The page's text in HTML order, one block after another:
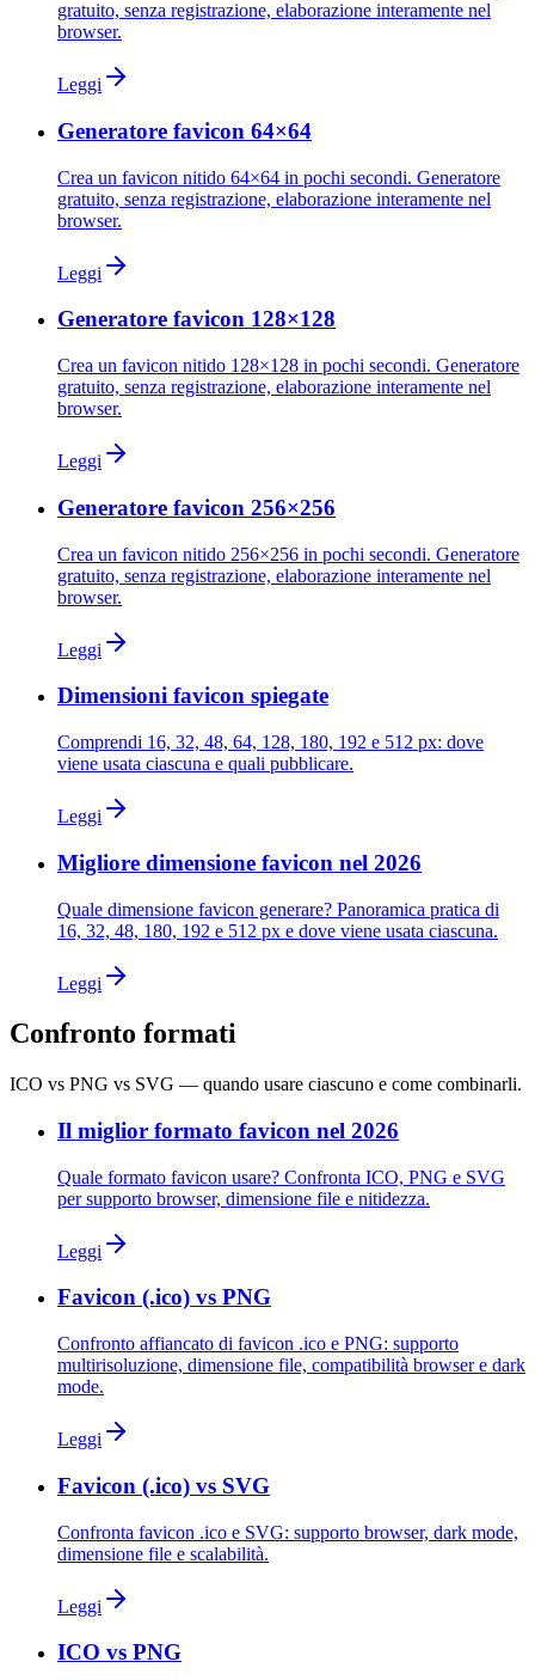
gratuito, senza registrazione, elaborazione interamente nel
browser.
Leggi
Generatore favicon 64×64
Crea un favicon nitido 64×64 in pochi secondi. Generatore
gratuito, senza registrazione, elaborazione interamente nel
browser.
Leggi
Generatore favicon 128×128
Crea un favicon nitido 128×128 in pochi secondi. Generatore
gratuito, senza registrazione, elaborazione interamente nel
browser.
Leggi
Generatore favicon 256×256
Crea un favicon nitido 256×256 in pochi secondi. Generatore
gratuito, senza registrazione, elaborazione interamente nel
browser.
Leggi
Dimensioni favicon spiegate
Comprendi 16, 32, 48, 64, 128, 180, 192 e 512 px: dove
viene usata ciascuna e quali pubblicare.
Leggi
Migliore dimensione favicon nel 2026
Quale dimensione favicon generare? Panoramica pratica di
16, 32, 48, 180, 192 e 512 px e dove viene usata ciascuna.
Leggi
Confronto formati
ICO vs PNG vs SVG — quando usare ciascuno e come combinarli.
Il miglior formato favicon nel 2026
Quale formato favicon usare? Confronta ICO, PNG e SVG
per supporto browser, dimensione file e nitidezza.
Leggi
Favicon (.ico) vs PNG
Confronto affiancato di favicon .ico e PNG: supporto
multirisoluzione, dimensione file, compatibilità browser e dark
mode.
Leggi
Favicon (.ico) vs SVG
Confronta favicon .ico e SVG: supporto browser, dark mode,
dimensione file e scalabilità.
Leggi
ICO vs PNG